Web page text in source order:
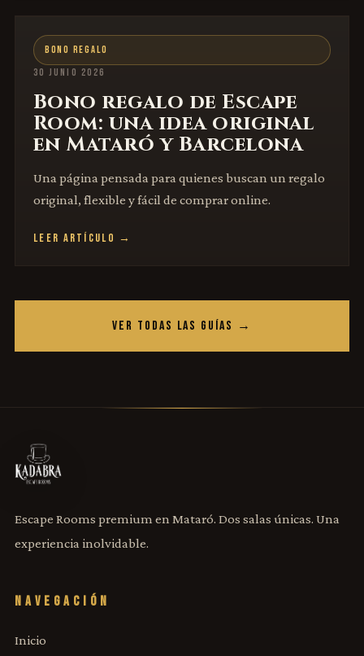
BONO REGALO
30 JUNIO 2026
Bono regalo de Escape
Room: una idea original
en Mataró y Barcelona
Una página pensada para quienes buscan un regalo
original, flexible y fácil de comprar online.
LEER ARTÍCULO →
VER TODAS LAS GUÍAS →
Escape Rooms premium en Mataró. Dos salas únicas. Una
experiencia inolvidable.
NAVEGACIÓN
Inicio